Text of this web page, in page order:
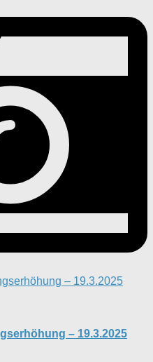
– 19.3.2025